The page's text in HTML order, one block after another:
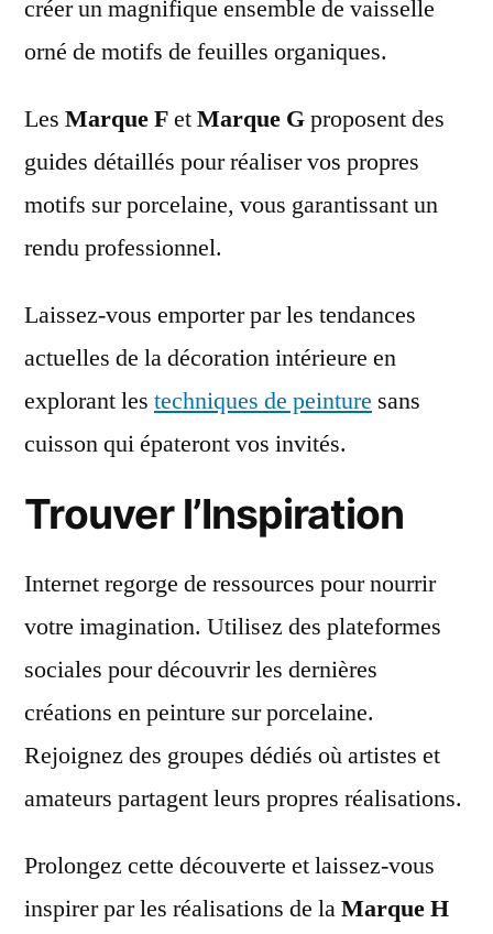
créer un magnifique ensemble de vaisselle
orné de motifs de feuilles organiques.
Les Marque FetMarque Gproposent des
guides détaillés pour réaliser vos propres
motifs sur porcelaine, vous garantissant un
rendu professionnel.
Laissez-vous emporter par les tendances
actuelles de la décoration intérieure en
explorant les techniques de peinture sans
cuisson qui épateront vos invités.
Trouver l’Inspiration
Internet regorge de ressources pour nourrir
votre imagination. Utilisez des plateformes
sociales pour découvrir les dernières
créations en peinture sur porcelaine.
Rejoignez des groupes dédiés où artistes et
amateurs partagent leurs propres réalisations.
Prolongez cette découverte et laissez-vous
inspirer par les réalisations de laMarque H